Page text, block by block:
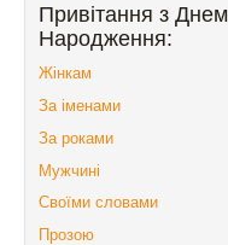
Привітання з Днем
Народження:
Жінкам
За іменами
За роками
Мужчині
Своїми словами
Прозою